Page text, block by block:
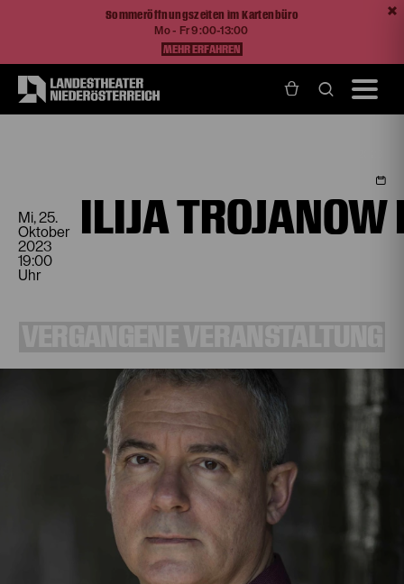
Sommeröffnungszeiten im Kartenbüro
Mo - Fr 9:00-13:00
MEHR ERFAHREN
Mi, 25.
Oktober
2023
19:00
Uhr
ILIJA